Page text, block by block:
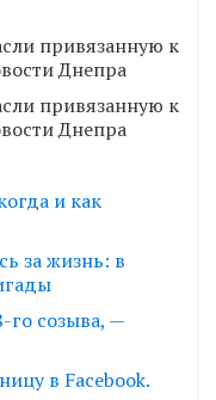
и как
за жизнь: в
го созыва, —
в Facebook.